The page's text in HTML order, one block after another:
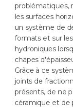
problématiques,
les surfaces
un système de
formats et sur
hydroniques
chapes
Grâce à ce
joints de
présents, de ne
céramique et de